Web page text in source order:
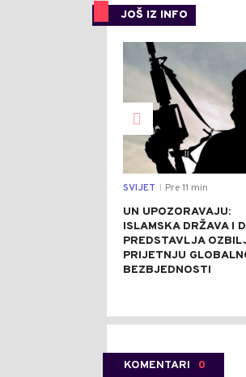
JOŠ IZ INFO
SVIJET Pre 11 min
UN UPOZORAVAJU:
ISLAMSKA DRŽAVA I
PREDSTAVLJA
PRIJETNJU
BEZBJEDNOSTI
KOMENTARI 0